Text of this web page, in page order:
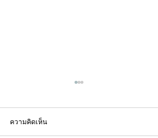
ความคิดเห็น